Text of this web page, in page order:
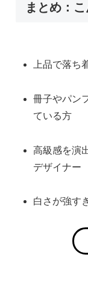
まとめ：
上品で落ち
冊子やパン
ている方
高級感を演
デザイナー
白さが強す